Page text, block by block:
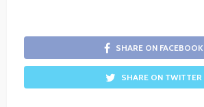
SHARE ON FACEBOOK
SHARE ON TWITTER